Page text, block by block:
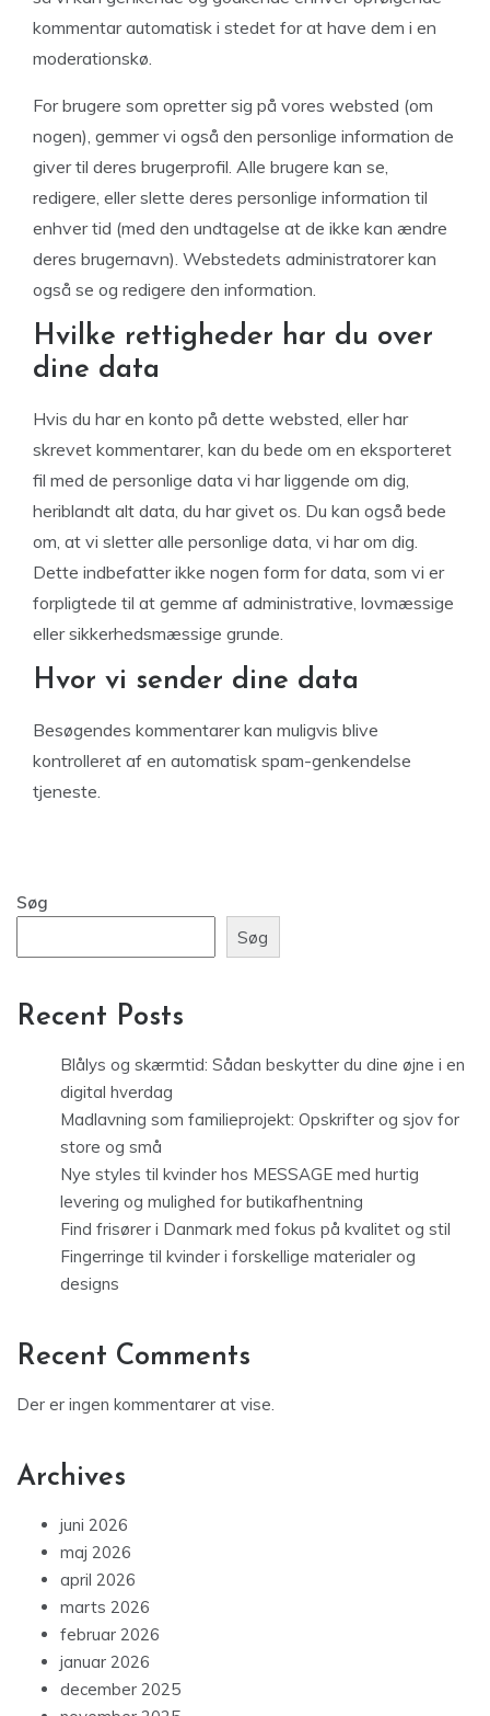
kommentar automatisk i stedet for at have dem i en
moderationskø.
For brugere som opretter sig på vores websted (om
nogen), gemmer vi også den personlige information de
giver til deres brugerprofil. Alle brugere kan se,
redigere, eller slette deres personlige information til
enhver tid (med den undtagelse at de ikke kan ændre
deres brugernavn). Webstedets administratorer kan
også se og redigere den information.
Hvilke rettigheder har du over
dine data
Hvis du har en konto på dette websted, eller har
skrevet kommentarer, kan du bede om en eksporteret
fil med de personlige data vi har liggende om dig,
heriblandt alt data, du har givet os. Du kan også bede
om, at vi sletter alle personlige data, vi har om dig.
Dette indbefatter ikke nogen form for data, som vi er
forpligtede til at gemme af administrative, lovmæssige
eller sikkerhedsmæssige grunde.
Hvor vi sender dine data
Besøgendes kommentarer kan muligvis blive
kontrolleret af en automatisk spam-genkendelse
tjeneste.
Søg
Søg
Recent Posts
Blålys og skærmtid: Sådan beskytter du dine øjne i en
digital hverdag
Madlavning som familieprojekt: Opskrifter og sjov for
store og små
Nye styles til kvinder hos MESSAGE med hurtig
levering og mulighed for butikafhentning
Find frisører i Danmark med fokus på kvalitet og stil
Fingerringe til kvinder i forskellige materialer og
designs
Recent Comments
Der er ingen kommentarer at vise.
Archives
juni 2026
maj 2026
april 2026
marts 2026
februar 2026
januar 2026
december 2025